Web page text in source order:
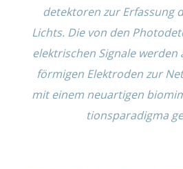
de­tek­to­ren zur Erfas­sung
Lichts. Die von den
elektri­schen Signale
för­mi­gen Elektro­den zur
mit einem neuar­ti­gen
ti­ons­pa­ra­digma